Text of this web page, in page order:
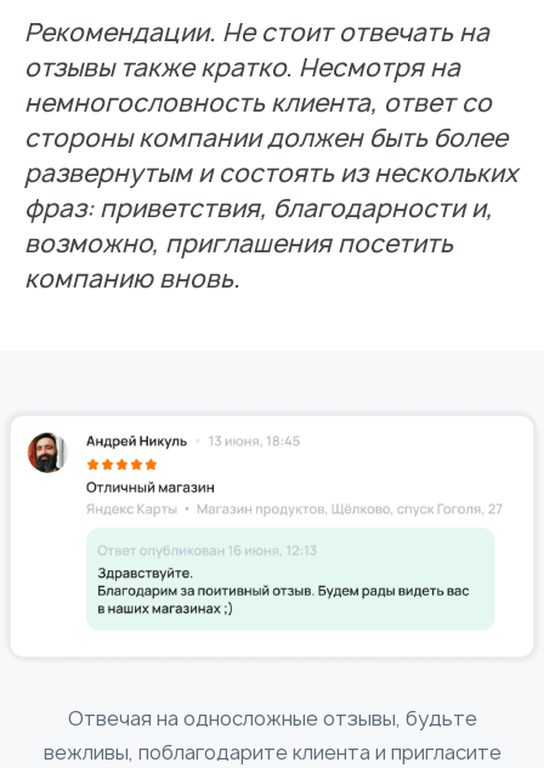
Рекомендации. Не стоит отвечать на
отзывы также кратко. Несмотря на
немногословность клиента, ответ со
стороны компании должен быть более
развернутым и состоять из нескольких
фраз: приветствия, благодарности и,
возможно, приглашения посетить
компанию вновь.
Отвечая на односложные отзывы, будьте
вежливы, поблагодарите клиента и пригласите